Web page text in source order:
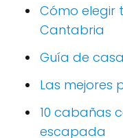
Cómo elegir
Cantabria
Guía de
Las mejores
10 cabañas
escapada